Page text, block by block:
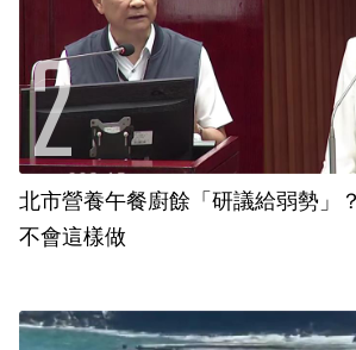
北市營養午餐廚餘「研議給弱勢」
不會這樣做